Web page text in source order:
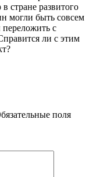
стране развитого
могли быть совсем
переложить с
ли с этим
поля